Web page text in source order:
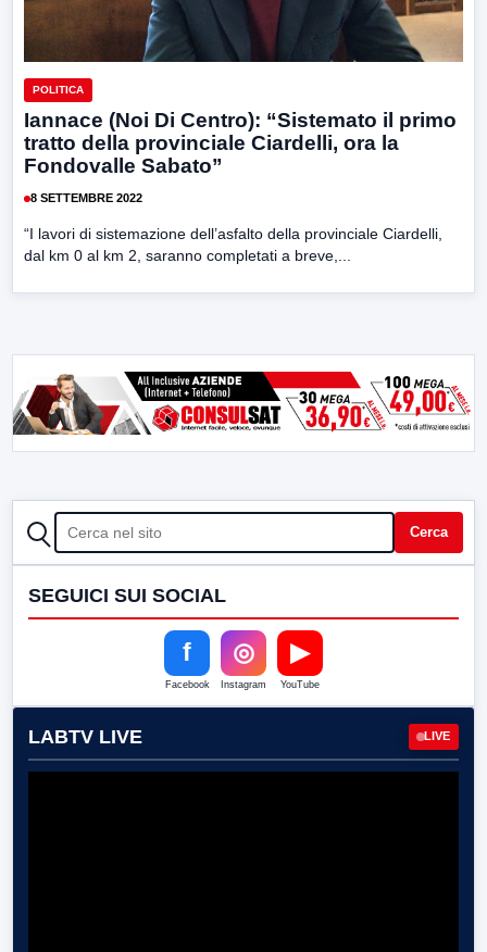
POLITICA
Iannace (Noi Di Centro): “Sistemato il primo
tratto della provinciale Ciardelli, ora la
Fondovalle Sabato”
8 SETTEMBRE 2022
“I lavori di sistemazione dell’asfalto della provinciale Ciardelli,
dal km 0 al km 2, saranno completati a breve,...
CERCA Cerca
SEGUICI SUI SOCIAL
f
Facebook
◎
Instagram
▶
YouTube
LABTV LIVE LIVE